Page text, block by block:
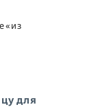
«из
для